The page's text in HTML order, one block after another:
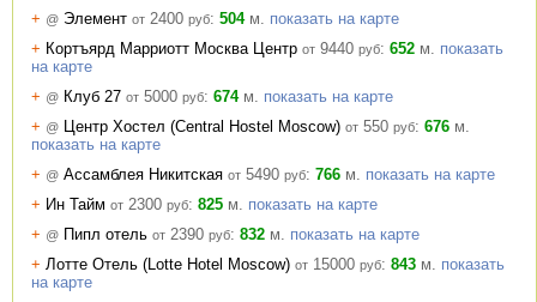
+ @ Элемент от 2400 руб: 504м. показать на карте
+ Кортъярд Марриотт Москва Центр от 9440 руб: 652 м. показать
на карте
+ @ Клуб 27 от 5000 руб: 674м. показать на карте
+ @ Центр Хостел (Central Hostel Moscow) от 550 руб: 676 м.
показать на карте
+ @ Ассамблея Никитская от 5490 руб: 766 м. показать на карте
+ Ин Тайм от 2300 руб: 825 м. показать на карте
+ @ Пипл отель от 2390 руб: 832 м. показать на карте
+ Лотте Отель (Lotte Hotel Moscow) от 15000 руб: 843 м. показать
на карте